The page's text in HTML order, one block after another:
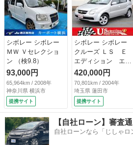
シボレー シボレー
ＭＷ Ｖセレクショ
ン （検9.8）
93,000円
65,964km / 2008年
神奈川県 横浜市
提携サイト
シボレー シボレー
クルーズ ＬＳ Ｅ
エディション エア
コン パワステ パ
ワーウインド ＡＢ
Ｓ エアバック キ
ーレス ドアバイザ
ー 純正１５インチ
アルミ フルノーマ
ル （車検整備付）
420,000円
70,801km / 2004年
埼玉県 蓮田市
提携サイト
【自社ローン】審査
自社ローンなら「じしゃ